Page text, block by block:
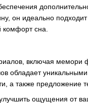
он идеально
комфорт сна.
включая
обладает
а также предложение
ощущения от